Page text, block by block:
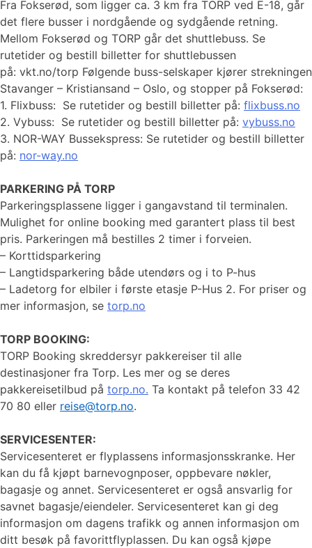
Fra Fokserød, som ligger ca. 3 km fra TORP ved E-18, går
det flere busser i nordgående og sydgående retning.
Mellom Fokserød og TORP går det shuttlebuss. Se
rutetider og bestill billetter for shuttlebussen
på: vkt.no/torp Følgende buss-selskaper kjører strekningen
Stavanger – Kristiansand – Oslo, og stopper på Fokserød:
1. Flixbuss: Se rutetider og bestill billetter på: flixbuss.no
2. Vybuss: Se rutetider og bestill billetter på: vybuss.no
3. NOR-WAY Bussekspress: Se rutetider og bestill billetter
på: nor-way.no
PARKERING PÅ TORP
Parkeringsplassene ligger i gangavstand til terminalen.
Mulighet for online booking med garantert plass til best
pris. Parkeringen må bestilles 2 timer i forveien.
– Korttidsparkering
– Langtidsparkering både utendørs og i to P-hus
– Ladetorg for elbiler i første etasje P-Hus 2. For priser og
mer informasjon, se torp.no
TORP BOOKING:
TORP Booking skreddersyr pakkereiser til alle
destinasjoner fra Torp. Les mer og se deres
pakkereisetilbud på torp.no. Ta kontakt på telefon 33 42
70 80 eller reise@torp.no.
SERVICESENTER:
Servicesenteret er flyplassens informasjonsskranke. Her
kan du få kjøpt barnevognposer, oppbevare nøkler,
bagasje og annet. Servicesenteret er også ansvarlig for
savnet bagasje/eiendeler. Servicesenteret kan gi deg
informasjon om dagens trafikk og annen informasjon om
ditt besøk på favorittflyplassen. Du kan også kjøpe